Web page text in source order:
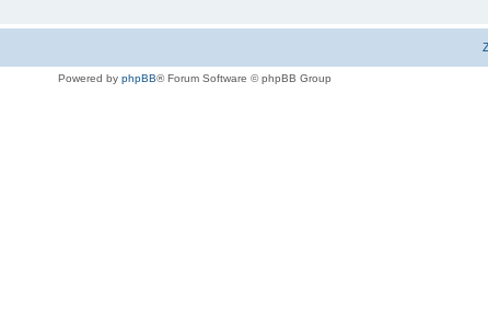
Powered by phpBB® Forum Software © phpBB Group